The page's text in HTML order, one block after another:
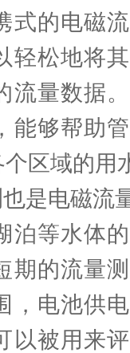
式的电磁
轻松地将
流量数据
能够帮助
区域的用
电磁流
泊等水体
期的流量
，电池供
以被用来